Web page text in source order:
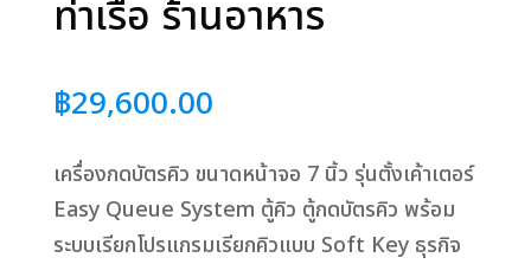
ท่าเรือ ร้านอาหาร
฿29,600.00
เครื่องกดบัตรคิว ขนาดหน้าจอ 7 นิ้ว รุ่นตั้งเค้าเตอร์
Easy Queue System ตู้คิว ตู้กดบัตรคิว พร้อม
ระบบเรียกโปรแกรมเรียกคิวแบบ Soft Key ธุรกิจ